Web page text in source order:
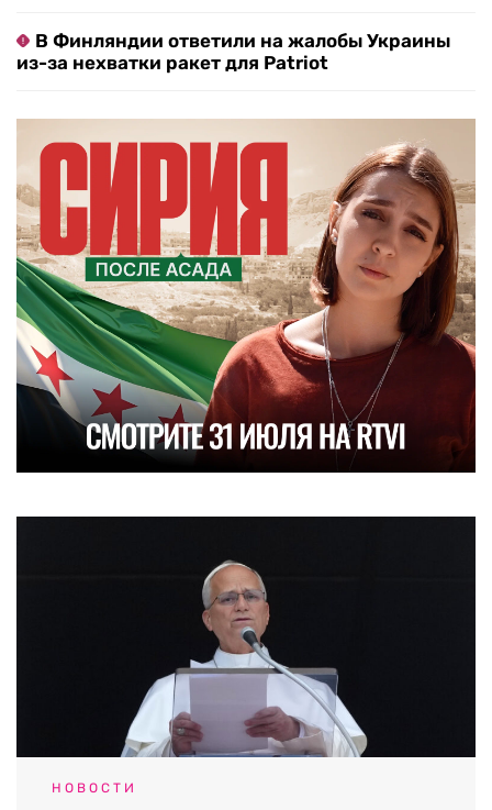
В Финляндии ответили на жалобы Украины
из-за нехватки ракет для Patriot
НОВОСТИ